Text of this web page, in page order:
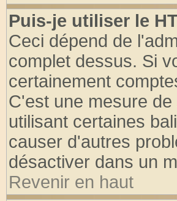
Puis-je utiliser le
Ceci dépend de
complet dessus. Si
certainement
C'est une mesure de
utilisant certaines
causer d'autres
désactiver dans un
Revenir en haut